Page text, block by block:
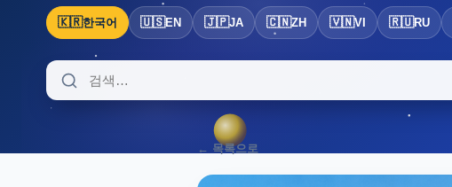
🇰🇷한국어 🇺🇸EN 🇯🇵JA 🇨🇳ZH 🇻🇳VI 🇷🇺RU
← 목록으로